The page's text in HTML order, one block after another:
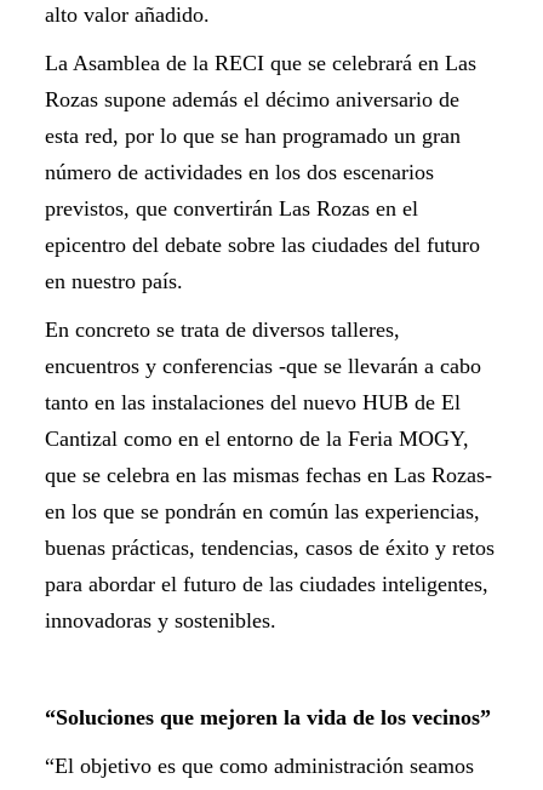
alto valor añadido.
La Asamblea de la RECI que se celebrará en Las
Rozas supone además el décimo aniversario de
esta red, por lo que se han programado un gran
número de actividades en los dos escenarios
previstos, que convertirán Las Rozas en el
epicentro del debate sobre las ciudades del futuro
en nuestro país.
En concreto se trata de diversos talleres,
encuentros y conferencias -que se llevarán a cabo
tanto en las instalaciones del nuevo HUB de El
Cantizal como en el entorno de la Feria MOGY,
que se celebra en las mismas fechas en Las Rozas-
en los que se pondrán en común las experiencias,
buenas prácticas, tendencias, casos de éxito y retos
para abordar el futuro de las ciudades inteligentes,
innovadoras y sostenibles.
“Soluciones que mejoren la vida de los vecinos”
“El objetivo es que como administración seamos